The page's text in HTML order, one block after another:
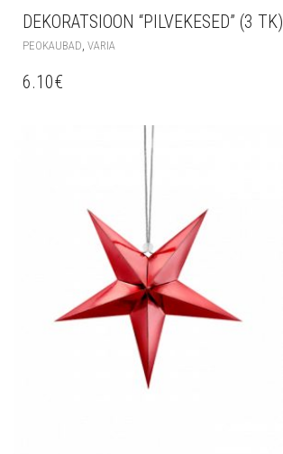
DEKORATSIOON “PILVEKESED” (3 TK)
PEOKAUBAD VARIA
6.10€